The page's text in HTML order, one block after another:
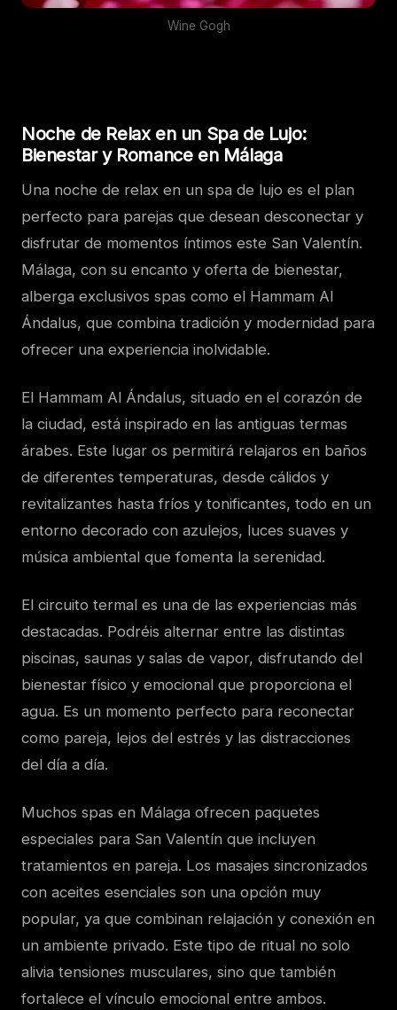
Wine Gogh
Noche de Relax en un Spa de Lujo:
Bienestar y Romance en Málaga
Una noche de relax en un spa de lujo es el plan
perfecto para parejas que desean desconectar y
disfrutar de momentos íntimos este San Valentín.
Málaga, con su encanto y oferta de bienestar,
alberga exclusivos spas como el Hammam Al
Ándalus, que combina tradición y modernidad para
ofrecer una experiencia inolvidable.
El Hammam Al Ándalus, situado en el corazón de
la ciudad, está inspirado en las antiguas termas
árabes. Este lugar os permitirá relajaros en baños
de diferentes temperaturas, desde cálidos y
revitalizantes hasta fríos y tonificantes, todo en un
entorno decorado con azulejos, luces suaves y
música ambiental que fomenta la serenidad.
El circuito termal es una de las experiencias más
destacadas. Podréis alternar entre las distintas
piscinas, saunas y salas de vapor, disfrutando del
bienestar físico y emocional que proporciona el
agua. Es un momento perfecto para reconectar
como pareja, lejos del estrés y las distracciones
del día a día.
Muchos spas en Málaga ofrecen paquetes
especiales para San Valentín que incluyen
tratamientos en pareja. Los masajes sincronizados
con aceites esenciales son una opción muy
popular, ya que combinan relajación y conexión en
un ambiente privado. Este tipo de ritual no solo
alivia tensiones musculares, sino que también
fortalece el vínculo emocional entre ambos.